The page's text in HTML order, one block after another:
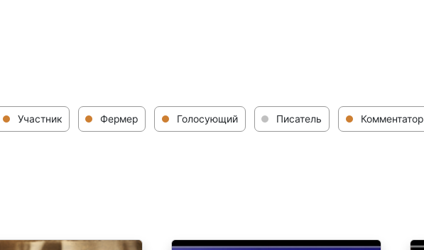
Участник Фермер Голосующий Писатель Комментатор